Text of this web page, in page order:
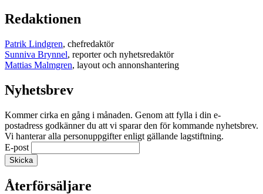
Redaktionen
Patrik Lindgren, chefredaktör
Sunniva Brynnel, reporter och nyhetsredaktör
Mattias Malmgren, layout och annonshantering
Nyhetsbrev
Kommer cirka en gång i månaden. Genom att fylla i din e-
postadress godkänner du att vi sparar den för kommande nyhetsbrev.
Vi hanterar alla personuppgifter enligt gällande lagstiftning.
E-post
Återförsäljare